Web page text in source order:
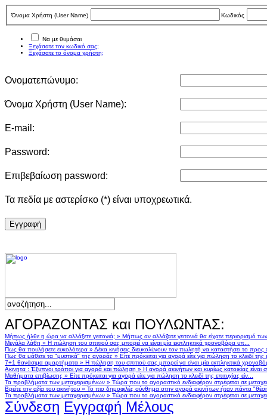
Όνομα Χρήστη (User Νame) Κωδικός
Να με θυμάσαι
Ξεχάσατε τον κωδικό σας;
Ξεχάσατε το όνομα χρήστη;
Ονοματεπώνυμο:
Όνομα Χρήστη (User Νame):
E-mail:
Password:
Επιβεβαίωση password:
Τα πεδία με αστερίσκο (*) είναι υποχρεωτικά.
Eγγραφή
ΑΓΟΡΑΖΟΝΤΑΣ και ΠΟΥΛΩΝΤΑΣ:
Μήπως ήλθε η ώρα να αλλάξετε γειτονιά; » Μήπως αν αλλάζατε γειτονιά θα είχατε περιορισμό
Μεγάλα λάθη » Η πώληση του σπιτιού σας μπορεί να είναι μία εκπληκτικά χρονοβόρα υπ...
Πως θα πουλήσετε ευκολότερα » Δέκα κινήσεις διευκολύνουν τον πωλητή να καταστήσει το
Πως θα μάθετε τα "μυστικά" της αγοράς » Είτε πρόκειται για αγορά είτε για πώληση το κλειδί της
7+1 θανάσιμα αμαρτήματα » Η πώληση του σπιτιού σας μπορεί να είναι μία εκπληκτικά
Ακινητα : Έξυπνοι τρόποι για αγορά και πώληση » Η αγορά ακινήτων και κυρίως κατοικίας
Μαθήματα επιβίωσης » Είτε πρόκειται για αγορά είτε για πώληση το κλειδί της επιτυχίας είν...
Τα προβλήματα των μεταχειρισμένων » Τώρα που το αγοραστικό ενδιαφέρον στρέφεται σε
Βρείτε την αξία του ακινήτου » Το πιο δημοφιλές σύνθημα στην αγορά ακινήτων ήταν πάντα
Τα προβλήματα των μεταχειρισμένων » Τώρα που το αγοραστικό ενδιαφέρον στρέφεται σε
Σύνδεση Εγγραφή Μέλους